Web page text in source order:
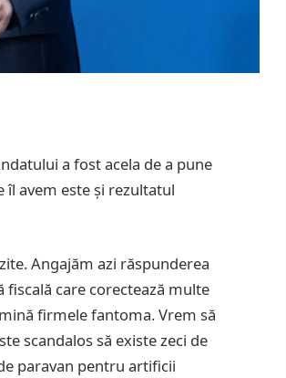
a fost acela de a pune
avem este și rezultatul
Angajăm azi răspunderea
care corectează multe
firmele fantoma. Vrem să
scandalos să existe zeci de
paravan pentru artificii